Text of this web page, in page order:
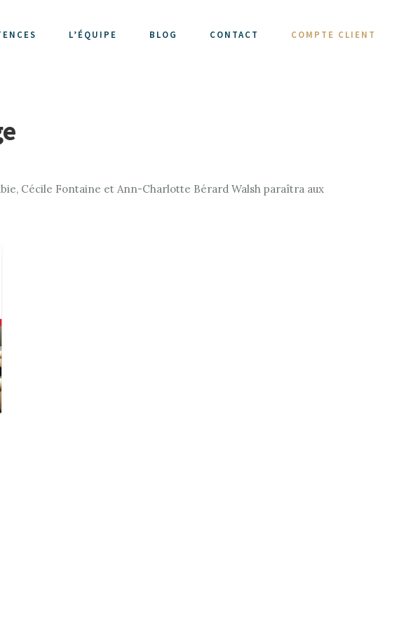
L’ÉQUIPE BLOG CONTACT COMPTE CLIENT
Cécile Fontaine et Ann-Charlotte Bérard Walsh paraîtra aux